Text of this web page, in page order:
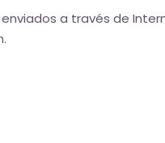
a través de